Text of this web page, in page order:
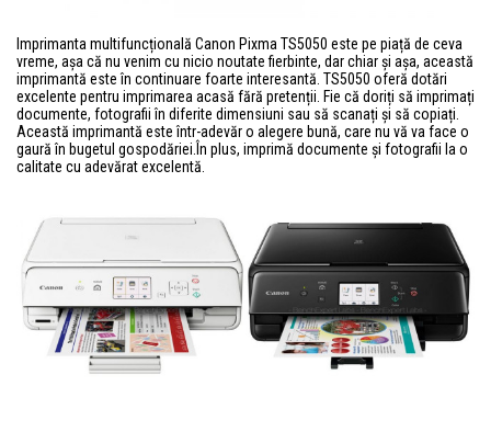
Imprimanta multifuncțională Canon Pixma TS5050 este pe piață de ceva
vreme, așa că nu venim cu nicio noutate fierbinte, dar chiar și așa, această
imprimantă este în continuare foarte interesantă. TS5050 oferă dotări
excelente pentru imprimarea acasă fără pretenții. Fie că doriți să imprimați
documente, fotografii în diferite dimensiuni sau să scanați și să copiați.
Această imprimantă este într-adevăr o alegere bună, care nu vă va face o
gaură în bugetul gospodăriei.În plus, imprimă documente și fotografii la o
calitate cu adevărat excelentă.